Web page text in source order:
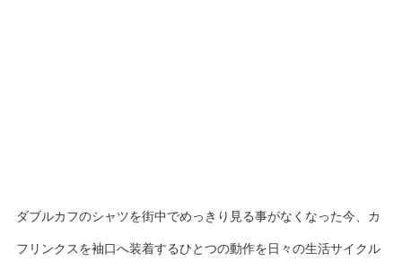
ダブルカフのシャツを街中でめっきり見る事がなくなった今、カ
フリンクスを袖口へ装着するひとつの動作を日々の生活サイクル